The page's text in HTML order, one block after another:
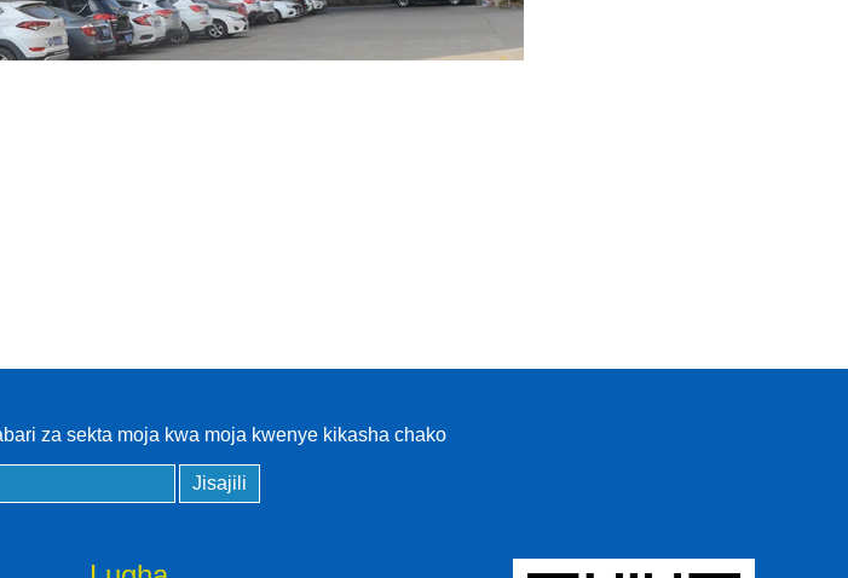
/Prelam Laha
UHF & 2.4G Active
Reader
za sekta moja kwa moja kwenye kikasha chako